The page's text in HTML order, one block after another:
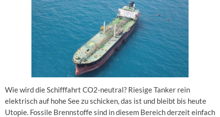
Wie wird die Schifffahrt CO2-neutral? Riesige Tanker rein
elektrisch auf hohe See zu schicken, das ist und bleibt bis heute
Utopie. Fossile Brennstoffe sind in diesem Bereich derzeit einfach